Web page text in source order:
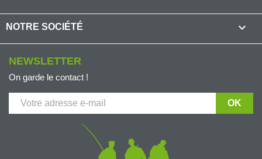
NOTRE SOCIÉTÉ 
NEWSLETTER
On garde le contact !